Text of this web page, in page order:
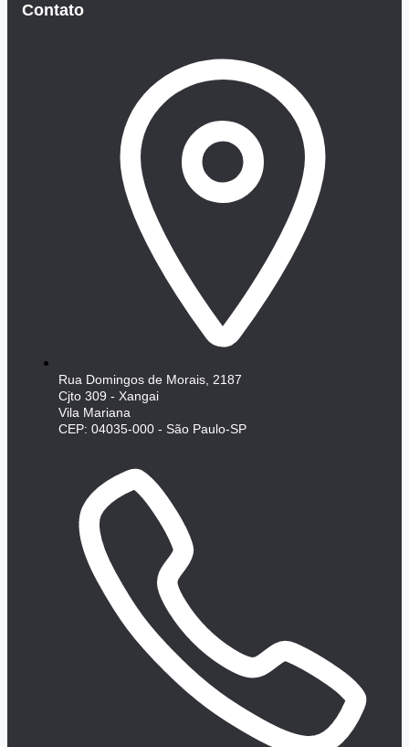
Contato
Rua Domingos de Morais, 2187
Cjto 309 - Xangai
Vila Mariana
CEP: 04035-000 - São Paulo-SP